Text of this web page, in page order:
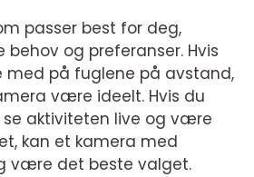
passer best for deg,
og preferanser. Hvis
med på fuglene på avstand,
være ideelt. Hvis du
se aktiviteten live og være
kan et kamera med
være det beste valget.